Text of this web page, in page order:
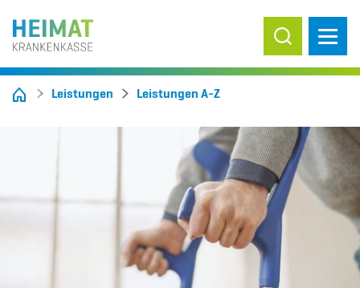
Suche ein-/
Leistungen Leistungen A-Z